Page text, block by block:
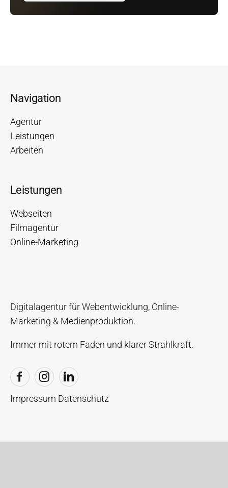
Digitalagentur für Webentwicklung, Online-
Marketing & Medienproduktion.
Immer mit rotem Faden und klarer Strahlkraft.
Impressum Datenschutz
Navigation
Agentur
Leistungen
Arbeiten
Leistungen
Webseiten
Filmagentur
Online-Marketing